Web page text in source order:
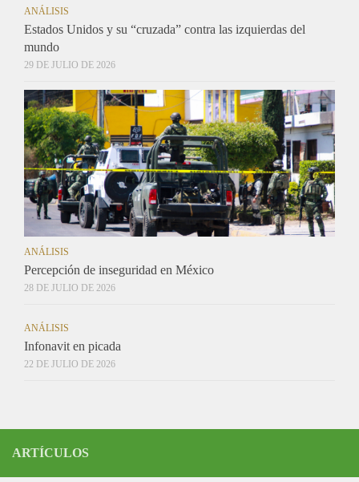
ANÁLISIS
Estados Unidos y su “cruzada” contra las izquierdas del
mundo
29 DE JULIO DE 2026
ANÁLISIS
Percepción de inseguridad en México
28 DE JULIO DE 2026
ANÁLISIS
Infonavit en picada
22 DE JULIO DE 2026
ARTÍCULOS